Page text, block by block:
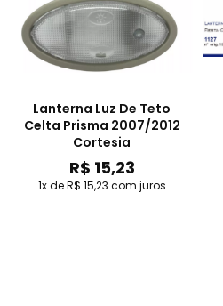
Lanterna Luz De Teto
Celta Prisma 2007/2012
Cortesia
R$ 15,23
1x de R$ 15,23 com juros